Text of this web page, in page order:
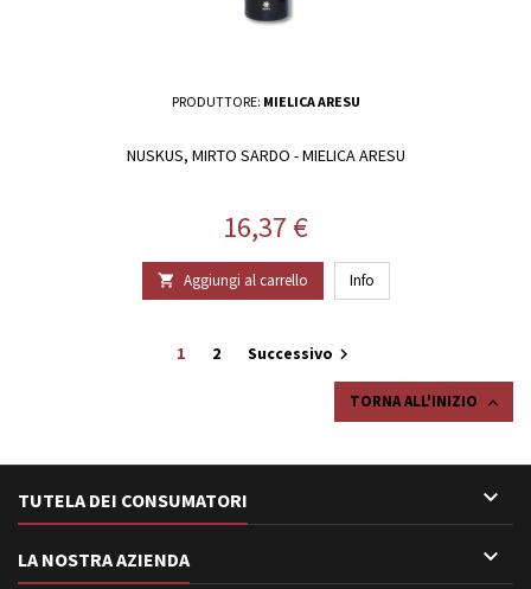
PRODUTTORE: MIELICA ARESU
NUSKUS, MIRTO SARDO - MIELICA ARESU
Prezzo
16,37 €
 Aggiungi al carrello Info
1 2 Successivo 
TORNA ALL'INIZIO 
TUTELA DEI CONSUMATORI 
LA NOSTRA AZIENDA 